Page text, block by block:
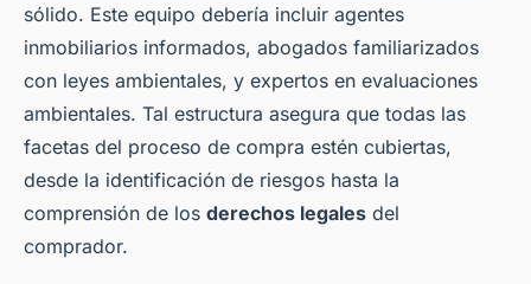
sólido. Este equipo debería incluir agentes
inmobiliarios informados, abogados familiarizados
con leyes ambientales, y expertos en evaluaciones
ambientales. Tal estructura asegura que todas las
facetas del proceso de compra estén cubiertas,
desde la identificación de riesgos hasta la
comprensión de los derechos legales del
comprador.